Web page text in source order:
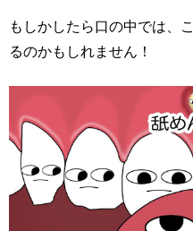
もしかしたら口の中では、
るのかもしれません！